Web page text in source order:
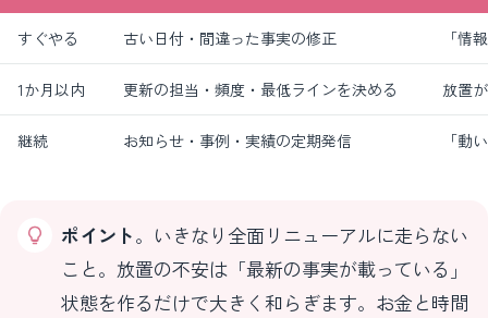
すぐやる 古い日付・間違った事実の修正 「情
1か月以内 更新の担当・頻度・最低ラインを決める 放置
継続 お知らせ・事例・実績の定期発信 「動
ポイント。いきなり全面リニューアルに走らない
こと。放置の不安は「最新の事実が載っている」
状態を作るだけで大きく和らぎます。お金と時間